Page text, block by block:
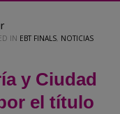
IN EBT FINALS, NOTICIAS
y Ciudad
el título